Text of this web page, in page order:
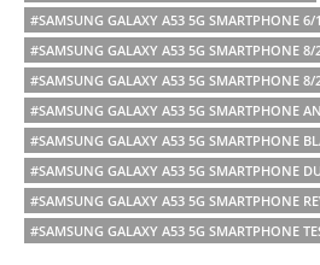
#SAMSUNG GALAXY A53 5G SMARTPHONE 6/
#SAMSUNG GALAXY A53 5G SMARTPHONE 8/
#SAMSUNG GALAXY A53 5G SMARTPHONE 8/
#SAMSUNG GALAXY A53 5G SMARTPHONE
#SAMSUNG GALAXY A53 5G SMARTPHONE
#SAMSUNG GALAXY A53 5G SMARTPHONE
#SAMSUNG GALAXY A53 5G SMARTPHONE
#SAMSUNG GALAXY A53 5G SMARTPHONE